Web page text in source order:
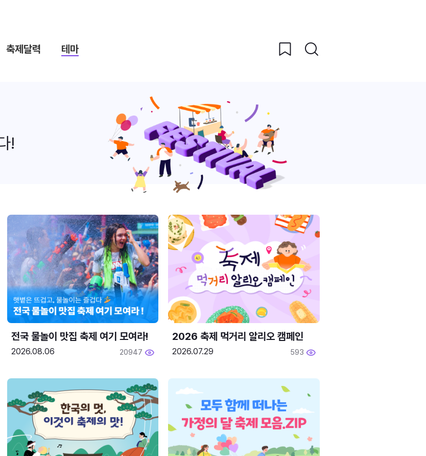
축제달력 테마
!
전국 물놀이 맛집 축제 여기 모여라!
2026.08.06 20947
2026 축제 먹거리 알리오 캠페인
2026.07.29 593